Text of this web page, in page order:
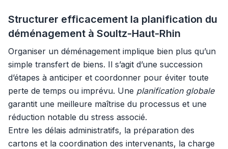
Structurer efficacement la planification du
déménagement à Soultz-Haut-Rhin
Organiser un déménagement implique bien plus qu’un
simple transfert de biens. Il s’agit d’une succession
d’étapes à anticiper et coordonner pour éviter toute
perte de temps ou imprévu. Une planification globale
garantit une meilleure maîtrise du processus et une
réduction notable du stress associé.
Entre les délais administratifs, la préparation des
cartons et la coordination des intervenants, la charge